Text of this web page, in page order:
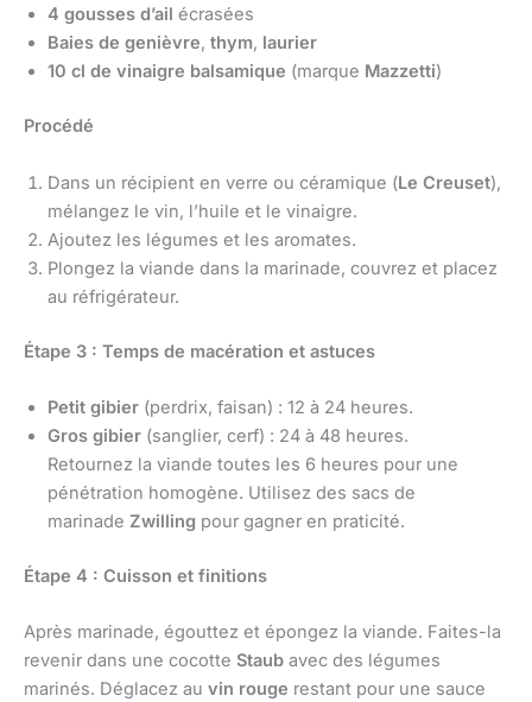
4 gousses d’ail écrasées
Baies de genièvre, thym, laurier
10 cl de vinaigre balsamique (marque Mazzetti)
Procédé
Dans un récipient en verre ou céramique (Le Creuset),
mélangez le vin, l’huile et le vinaigre.
Ajoutez les légumes et les aromates.
Plongez la viande dans la marinade, couvrez et placez
au réfrigérateur.
Étape 3 : Temps de macération et astuces
Petit gibier (perdrix, faisan) : 12 à 24 heures.
Gros gibier (sanglier, cerf) : 24 à 48 heures.
Retournez la viande toutes les 6 heures pour une
pénétration homogène. Utilisez des sacs de
marinade Zwilling pour gagner en praticité.
Étape 4 : Cuisson et finitions
Après marinade, égouttez et épongez la viande. Faites-la
revenir dans une cocotte Staub avec des légumes
marinés. Déglacez au vin rouge restant pour une sauce